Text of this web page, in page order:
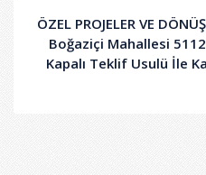
ÖZEL PROJELER VE
Boğaziçi Mahallesi
Kapalı Teklif Usulü İle